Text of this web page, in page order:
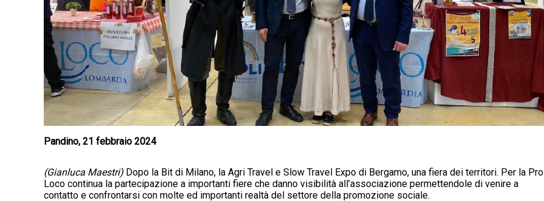
Pandino, 21 febbraio 2024
(Gianluca Maestri) Dopo la Bit di Milano, la Agri Travel e Slow Travel Expo di Bergamo, una fiera dei territori. Per la Pro
Loco continua la partecipazione a importanti fiere che danno visibilità all’associazione permettendole di venire a
contatto e confrontarsi con molte ed importanti realtà del settore della promozione sociale.